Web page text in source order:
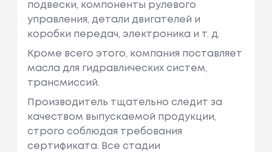
подвески, компоненты рулевого
управления, детали двигателей и
коробки передач, электроника и т. д.
Кроме всего этого, компания поставляет
масла для гидравлических систем,
трансмиссий.
Производитель тщательно следит за
качеством выпускаемой продукции,
строго соблюдая требования
сертификата. Все стадии